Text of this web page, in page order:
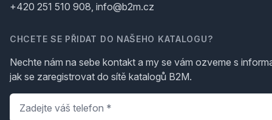
+420 251 510 908, info@b2m.cz
CHCETE SE PŘIDAT DO NAŠEHO KATALOGU?
Nechte nám na sebe kontakt a my se vám ozveme s
jak se zaregistrovat do sítě katalogů B2M.
Telefon